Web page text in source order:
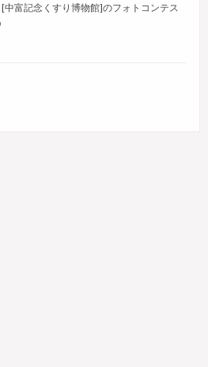
富記念くすり博物館]のフォトコンテス